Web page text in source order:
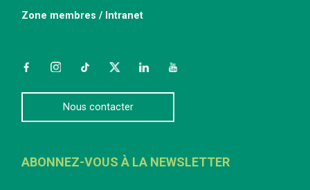
Zone membres / Intranet
FacebookInstagramTikTokTwitterLinkedInYouTube
Nous contacter
ABONNEZ-VOUS À LA NEWSLETTER